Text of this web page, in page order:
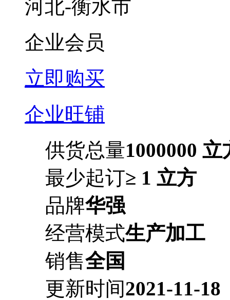
河北-衡水市
企业会员
立即购买
企业旺铺
供货总量1000000 立
最少起订≥ 1 立方
品牌华强
经营模式生产加工
销售全国
更新时间2021-11-18